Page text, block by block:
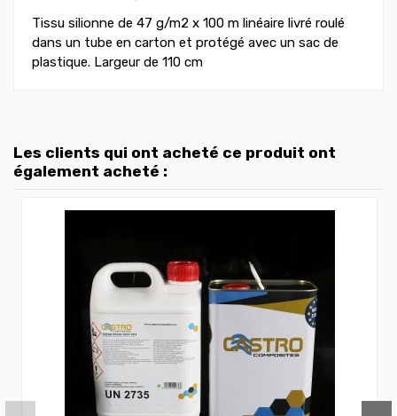
Tissu silionne de 47 g/m2 x 100 m linéaire livré roulé
dans un tube en carton et protégé avec un sac de
plastique. Largeur de 110 cm
Les clients qui ont acheté ce produit ont
également acheté :